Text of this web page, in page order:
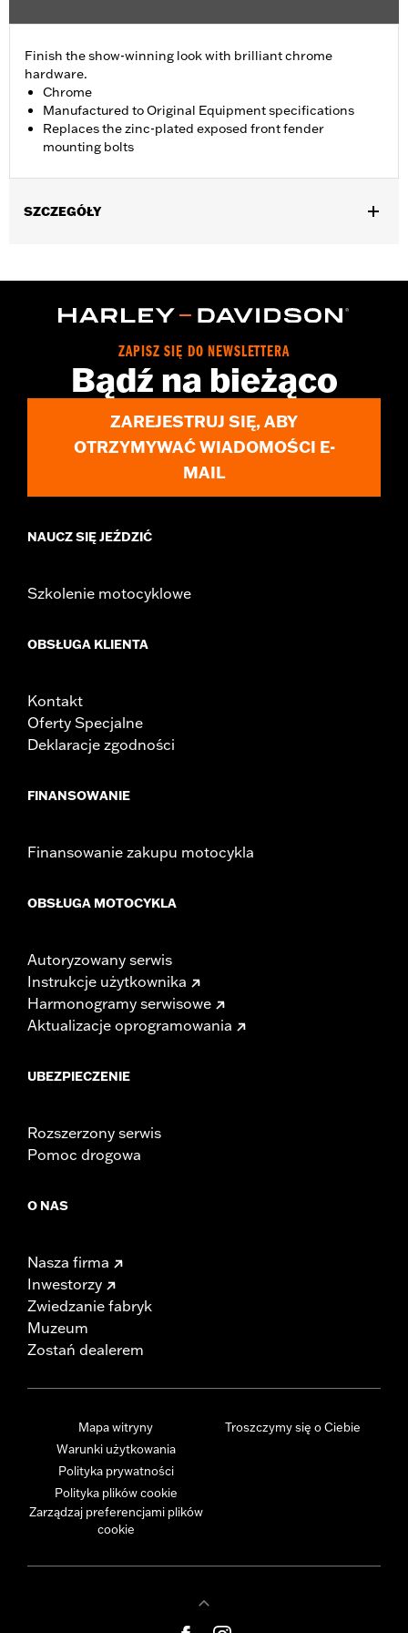
Finish the show-winning look with brilliant chrome
hardware.
Chrome
Manufactured to Original Equipment specifications
Replaces the zinc-plated exposed front fender
mounting bolts
SZCZEGÓŁY
Installation Instructions
chrome-plated socket head cap screws
WARRANTY:1 year limited warranty – Go towww.h-
d.com/warrantyfor full details
ZAPISZ SIĘ DO NEWSLETTERA
Bądź na bieżąco
ZAREJESTRUJ SIĘ, ABY
OTRZYMYWAĆ WIADOMOŚCI E-
MAIL
NAUCZ SIĘ JEŹDZIĆ
Szkolenie motocyklowe
OBSŁUGA KLIENTA
Kontakt
Oferty Specjalne
Deklaracje zgodności
FINANSOWANIE
Finansowanie zakupu motocykla
OBSŁUGA MOTOCYKLA
Autoryzowany serwis
Instrukcje użytkownika
Harmonogramy serwisowe
Aktualizacje oprogramowania
UBEZPIECZENIE
Rozszerzony serwis
Pomoc drogowa
O NAS
Nasza firma
Inwestorzy
Zwiedzanie fabryk
Muzeum
Zostań dealerem
Mapa witryny
Warunki użytkowania
Polityka prywatności
Polityka plików cookie
Zarządzaj preferencjami plików
cookie
Troszczymy się o Ciebie